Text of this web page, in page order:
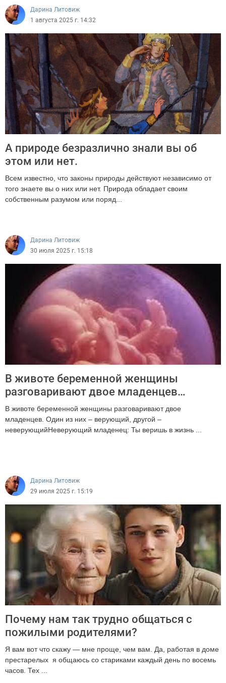
Дарина Литовиж
1 августа 2025 г. 14:32
А природе безразлично знали вы об
этом или нет.
Всем известно, что законы природы действуют независимо от
того знаете вы о них или нет. Природа обладает своим
собственным разумом или поряд...
Дарина Литовиж
30 июля 2025 г. 15:18
В животе беременной женщины
разговаривают двое младенцев…
В животе беременной женщины разговаривают двое
младенцев. Один из них – верующий, другой –
неверующийНеверующий младенец: Ты веришь в жизнь ...
Дарина Литовиж
29 июля 2025 г. 15:19
Почему нам так трудно общаться с
пожилыми родителями?
Я вам вот что скажу — мне проще, чем вам. Да, работая в доме
престарелых я общаюсь со стариками каждый день по восемь
часов. Тех ...